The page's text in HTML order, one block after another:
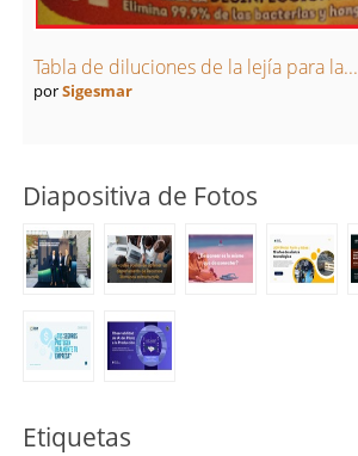
Tabla de diluciones de la lejía para la...
porSigesmar
Diapositiva de Fotos
Etiquetas